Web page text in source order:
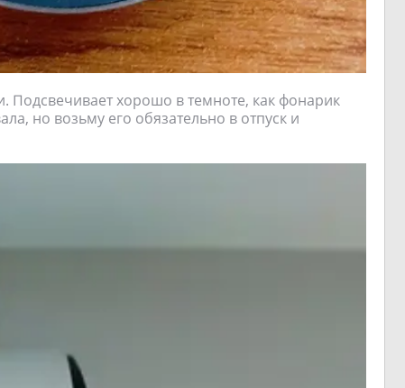
Подсвечивает хорошо в темноте, как фонарик
но возьму его обязательно в отпуск и